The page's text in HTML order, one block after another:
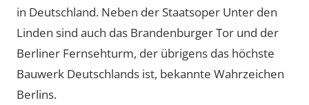
in Deutschland. Neben der Staatsoper Unter den
Linden sind auch das Brandenburger Tor und der
Berliner Fernsehturm, der übrigens das höchste
Bauwerk Deutschlands ist, bekannte Wahrzeichen
Berlins.